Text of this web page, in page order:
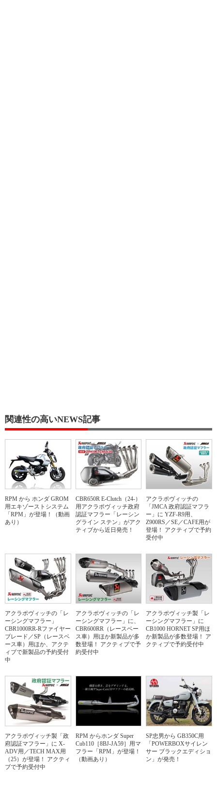
関連性の高いNEWS記事
RPM から ホンダ GROM
用エキゾーストシステム
「RPM」が登場！（動画
あり）
CBR650R E-Clutch（24-）
用アクラポヴィッチ政府
認証マフラー「レーシン
グライン ステン」がアク
ティブから近日発売！
アクラポヴィッチの
「JMCA 政府認証マフラ
ー」に YZF-R9用、
Z900RS／SE／CAFE用が
登場！ アクティブで予約
受付中
アクラポヴィッチの「レ
ーシングマフラー」
CBR1000RR-Rファイヤー
ブレード／SP（レースベ
ース車）用ほか、アクテ
ィブで新製品の予約受付
中
アクラポヴィッチの「レ
ーシングマフラー」に、
CBR600RR（レースベー
ス車）用ほか新製品が多
数登場！ アクティブで予
約受付中
アクラポヴィッチ製「レ
ーシングマフラー」に
CB1000 HORNET SP用ほ
か新製品が多数登場！ ア
クティブで予約受付中
アクラポヴィッチ製「政
府認証マフラー」に X-
ADV用／TECH MAX用
（25）が登場！ アクティ
ブで予約受付中
RPM からホンダ Super
Cub110［8BJ-JA59］用マ
フラー「RPM」が登場！
（動画あり）
SP忠男から GB350C用
「POWERBOXサイレン
サー ブラックエディショ
ン」が発売！